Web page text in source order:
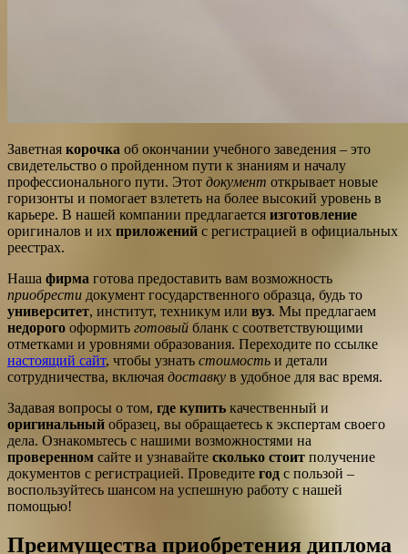
Заветная корочка об окончании учебного заведения – это
свидетельство о пройденном пути к знаниям и началу
профессионального пути. Этот документ открывает новые
горизонты и помогает взлететь на более высокий уровень в
карьере. В нашей компании предлагается изготовление
оригиналов и их приложений с регистрацией в официальных
реестрах.
Наша фирма готова предоставить вам возможность
приобрести документ государственного образца, будь то
университет, институт, техникум или вуз. Мы предлагаем
недорого оформить готовый бланк с соответствующими
отметками и уровнями образования. Переходите по ссылке
настоящий сайт, чтобы узнать стоимость и детали
сотрудничества, включая доставку в удобное для вас время.
Задавая вопросы о том, где купить качественный и
оригинальный образец, вы обращаетесь к экспертам своего
дела. Ознакомьтесь с нашими возможностями на
проверенном сайте и узнавайте сколько стоит получение
документов с регистрацией. Проведите год с пользой –
воспользуйтесь шансом на успешную работу с нашей
помощью!
Преимущества приобретения диплома